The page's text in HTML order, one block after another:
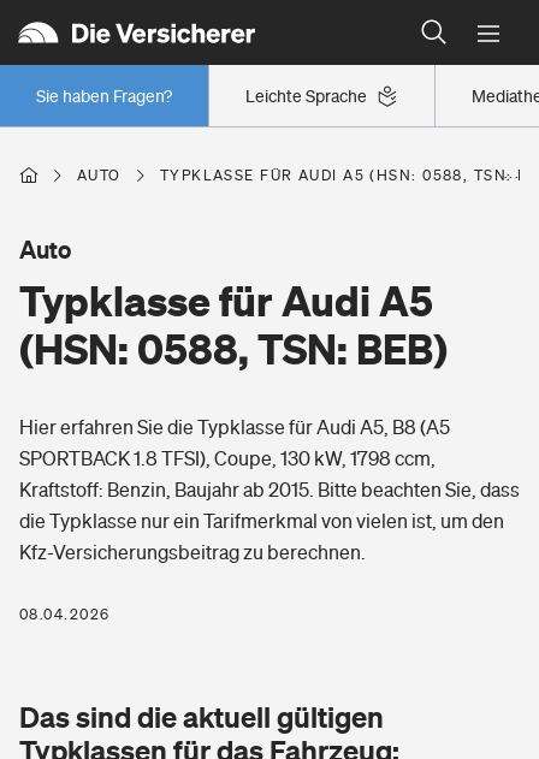
Leichte Sprache
Sie haben Fragen?
Wer versichert was: Jetzt Versicherer finden
Regionalklassen: So ist Ihre Region eingestuft
Wer versichert was: Jetzt Versicherer finden
Berufsunfähigkeitsversicherung
Erwerbsunfähigkeitsversicherung
Grundfähigkeitsversicherung
Arbeitsrechtsschutz
Berufshaftpflichtversicherung
Zur Übersicht
Tools
Wohnen
Elementarversicherung
Glasversicherung
Freizeit
Pri­vate Haft­pflicht­
Gesundheit
Private Krankenversicherung
Dread-Disease-Versicherung
AUTO TYPKLASSE FÜR AUDI A5 (HSN: 0588, TSN:
Typklasse für Audi A5
(HSN: 0588, TSN: BEB)
Auto
Hier erfahren Sie die Typklasse für Audi A5, B8 (A5
SPORTBACK 1.8 TFSI), Coupe, 130 kW, 1798 ccm,
Kraftstoff: Benzin, Baujahr ab 2015. Bitte beachten Sie, dass
die Typklasse nur ein Tarifmerkmal von vielen ist, um den
Kfz-Versicherungsbeitrag zu berechnen.
08.04.2026
Das sind die aktuell gültigen
Typklassen für das Fahrzeug: